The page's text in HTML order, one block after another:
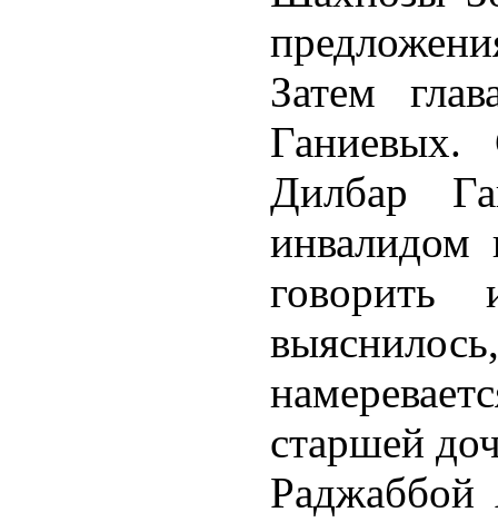
Затем
Ганиевых.
Дилбар
инвалидом
говорить
старшей
Раджаббой